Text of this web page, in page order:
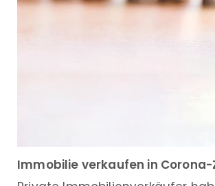
Immobilie verkaufen in Corona-